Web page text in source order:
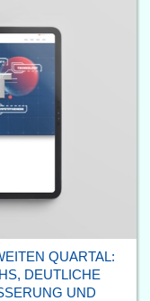
QUARTAL:
DEUTLICHE
UND